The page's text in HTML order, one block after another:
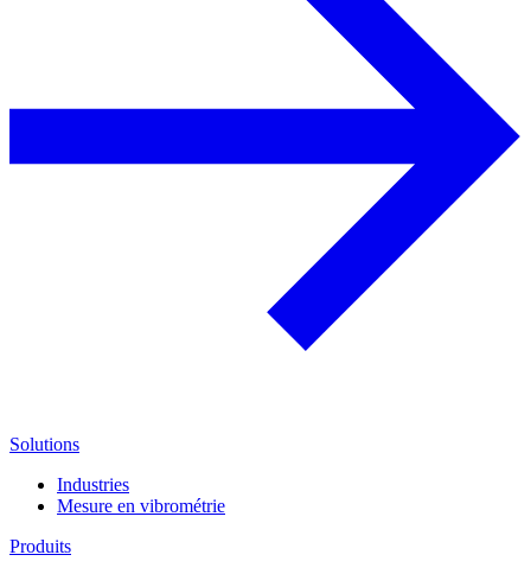
Solutions
Industries
Mesure en vibrométrie
Produits